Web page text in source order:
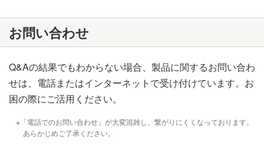
お問い合わせ
Q&Aの結果でもわからない場合、製品に関するお問い合わ
せは、電話またはインターネットで受け付けています。お
困の際にご活用ください。
※「電話でのお問い合わせ」が大変混雑し、繋がりにくくなっております。
あらかじめご了承ください。